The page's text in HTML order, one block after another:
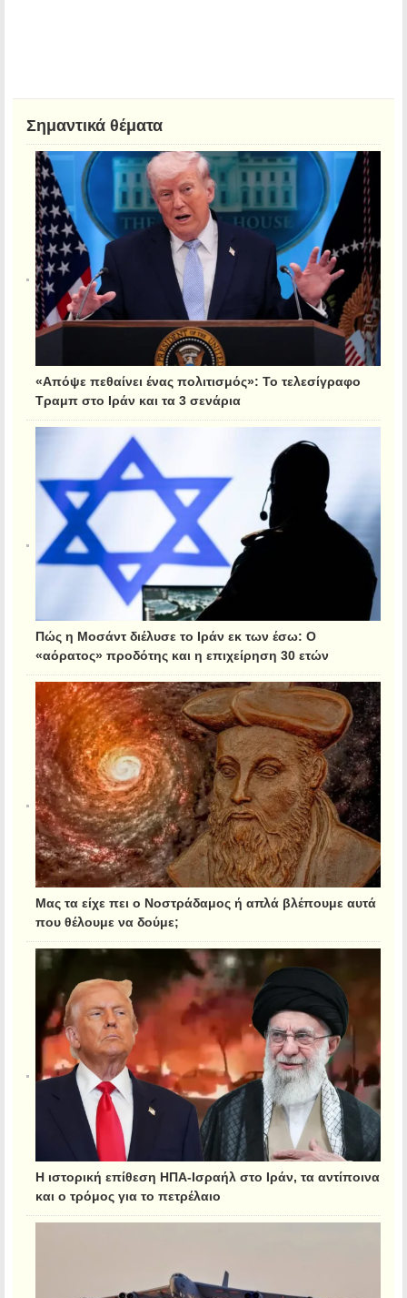
Σημαντικά θέματα
«Απόψε πεθαίνει ένας πολιτισμός»: Το τελεσίγραφο
Τραμπ στο Ιράν και τα 3 σενάρια
Πώς η Μοσάντ διέλυσε το Ιράν εκ των έσω: Ο
«αόρατος» προδότης και η επιχείρηση 30 ετών
Μας τα είχε πει ο Νοστράδαμος ή απλά βλέπουμε αυτά
που θέλουμε να δούμε;
Η ιστορική επίθεση ΗΠΑ-Ισραήλ στο Ιράν, τα αντίποινα
και ο τρόμος για το πετρέλαιο